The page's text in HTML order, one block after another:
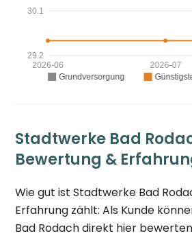
Stadtwerke Bad
Bewertung &
Wie gut ist Stadtwerke Bad
Erfahrung zählt: Als Kunde
Bad Rodach direkt hier